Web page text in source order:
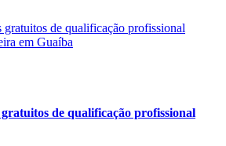
de qualificação profissional